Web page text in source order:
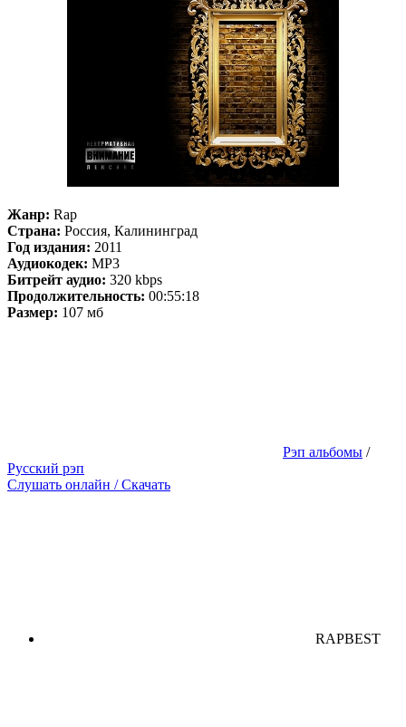
Жанр: Rap
Страна: Россия, Калининград
Год издания: 2011
Аудиокодек: MP3
Битрейт аудио: 320 kbps
Продолжительность: 00:55:18
Размер: 107 мб
Рэп альбомы /
Русский рэп
Слушать онлайн / Скачать
RAPBEST